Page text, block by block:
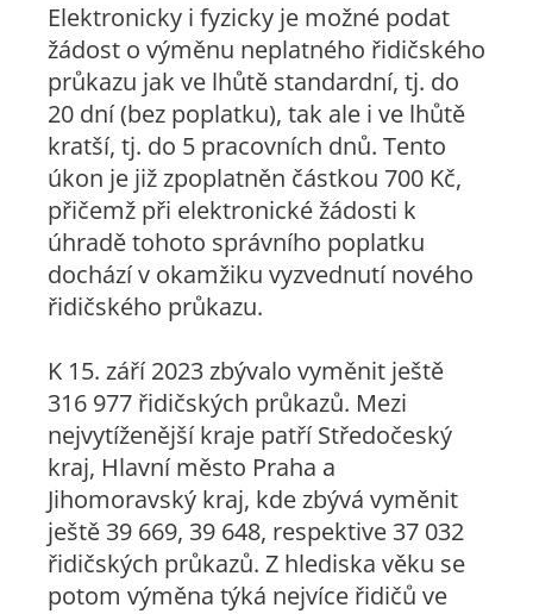
Elektronicky i fyzicky je možné podat
žádost o výměnu neplatného řidičského
průkazu jak ve lhůtě standardní, tj. do
20 dní (bez poplatku), tak ale i ve lhůtě
kratší, tj. do 5 pracovních dnů. Tento
úkon je již zpoplatněn částkou 700 Kč,
přičemž při elektronické žádosti k
úhradě tohoto správního poplatku
dochází v okamžiku vyzvednutí nového
řidičského průkazu.
K 15. září 2023 zbývalo vyměnit ještě
316 977 řidičských průkazů. Mezi
nejvytíženější kraje patří Středočeský
kraj, Hlavní město Praha a
Jihomoravský kraj, kde zbývá vyměnit
ještě 39 669, 39 648, respektive 37 032
řidičských průkazů. Z hlediska věku se
potom výměna týká nejvíce řidičů ve